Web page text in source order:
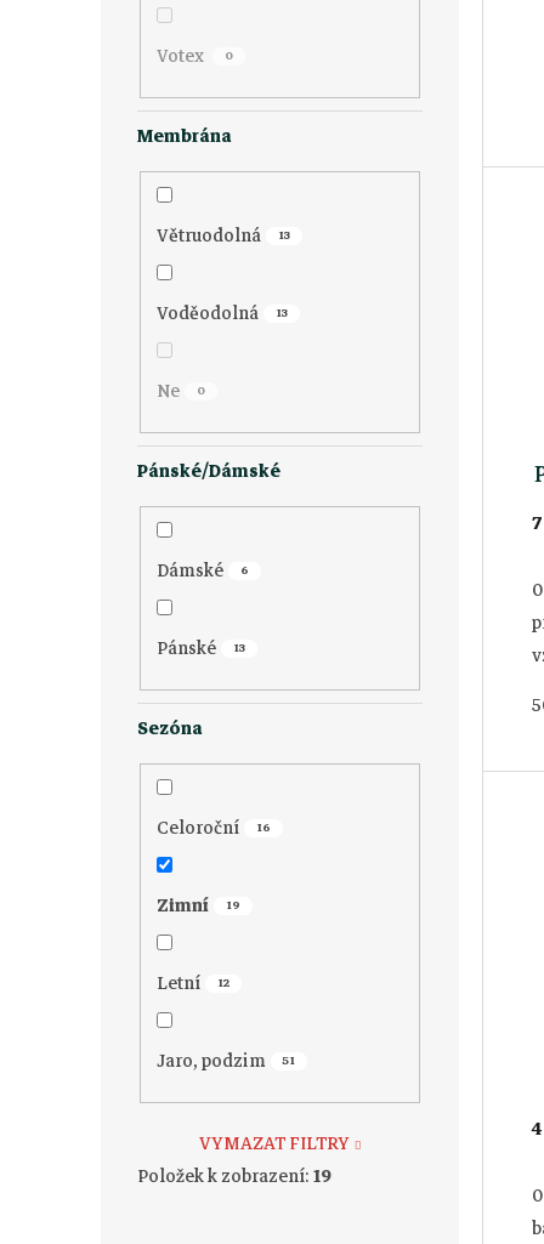
Votex 0
Membrána
Větruodolná 13
Voděodolná 13
Ne 0
Pánské/Dámské
Dámské 6
Pánské 13
Sezóna
Celoroční 16
Zimní 19
Letní 12
Jaro, podzim 51
VYMAZAT FILTRY
Položek k zobrazení:19
k